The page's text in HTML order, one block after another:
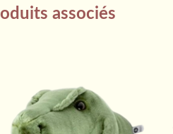
associés